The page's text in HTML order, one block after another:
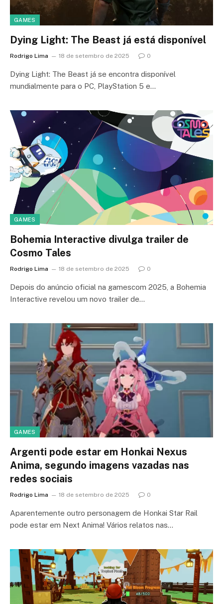
GAMES
Dying Light: The Beast já está disponível
Rodrigo Lima 18 de setembro de 2025 0
Dying Light: The Beast já se encontra disponível
mundialmente para o PC, PlayStation 5 e…
GAMES
Bohemia Interactive divulga trailer de
Cosmo Tales
Rodrigo Lima 18 de setembro de 2025 0
Depois do anúncio oficial na gamescom 2025, a Bohemia
Interactive revelou um novo trailer de…
GAMES
Argenti pode estar em Honkai Nexus
Anima, segundo imagens vazadas nas
redes sociais
Rodrigo Lima 18 de setembro de 2025 0
Aparentemente outro personagem de Honkai Star Rail
pode estar em Next Anima! Vários relatos nas…